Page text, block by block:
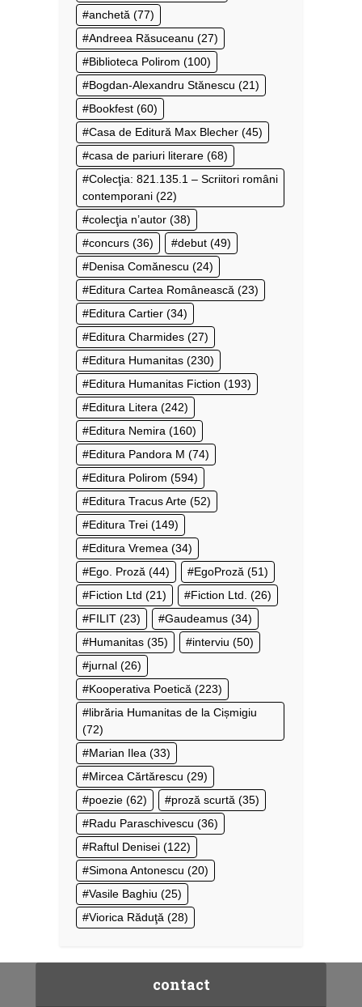
anchetă (77)
Andreea Răsuceanu (27)
Biblioteca Polirom (100)
Bogdan-Alexandru Stănescu (21)
Bookfest (60)
Casa de Editură Max Blecher (45)
casa de pariuri literare (68)
Colecţia: 821.135.1 – Scriitori români
contemporani (22)
colecţia n’autor (38)
concurs (36) debut (49)
Denisa Comănescu (24)
Editura Cartea Românească (23)
Editura Cartier (34)
Editura Charmides (27)
Editura Humanitas (230)
Editura Humanitas Fiction (193)
Editura Litera (242)
Editura Nemira (160)
Editura Pandora M (74)
Editura Polirom (594)
Editura Tracus Arte (52)
Editura Trei (149)
Editura Vremea (34)
Ego. Proză (44) EgoProză (51)
Fiction Ltd (21) Fiction Ltd. (26)
FILIT (23) Gaudeamus (34)
Humanitas (35) interviu (50)
jurnal (26)
Kooperativa Poetică (223)
librăria Humanitas de la Cișmigiu
(72)
Marian Ilea (33)
Mircea Cărtărescu (29)
poezie (62) proză scurtă (35)
Radu Paraschivescu (36)
Raftul Denisei (122)
Simona Antonescu (20)
Vasile Baghiu (25)
Viorica Răduţă (28)
contact